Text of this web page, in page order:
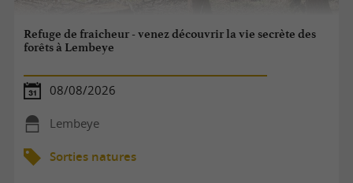
Refuge de fraicheur - venez découvrir la vie secrète des
forêts à Lembeye
08/08/2026
Lembeye
Sorties natures